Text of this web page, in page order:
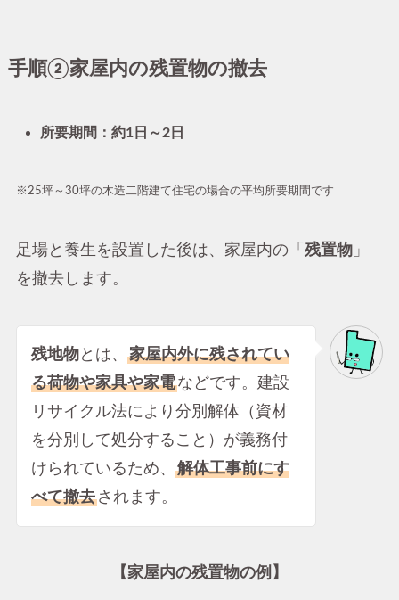
手順②家屋内の残置物の撤去
所要期間：約1日～2日
※25坪～30坪の木造二階建て住宅の場合の平均所要期間です
足場と養生を設置した後は、家屋内の「 残置物 」
を撤去します。
残地物 とは、家屋内外に残されてい
る荷物や家具や家電などです。建設
リサイクル法により分別解体（資材
を分別して処分すること）が義務付
けられているため、解体工事前にす
べて撤去 されます。
【家屋内の残置物の例】